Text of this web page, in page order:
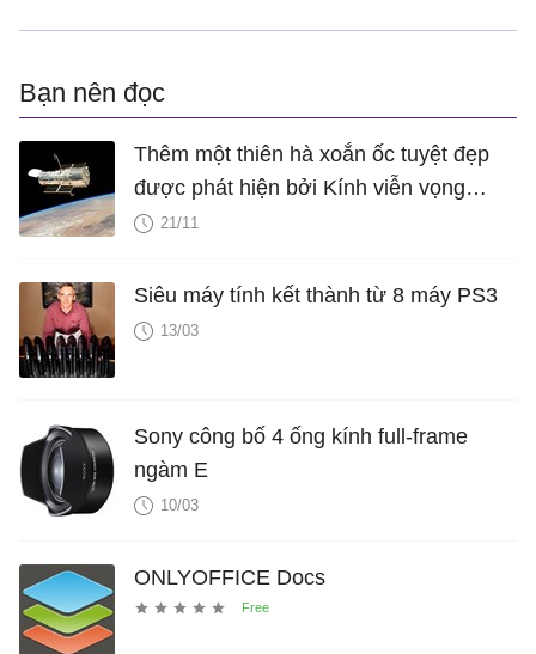
Bạn nên đọc
Thêm một thiên hà xoắn ốc tuyệt đẹp
được phát hiện bởi Kính viễn vọng
Không gian Hubble
21/11
Siêu máy tính kết thành từ 8 máy PS3
13/03
Sony công bố 4 ống kính full-frame
ngàm E
10/03
ONLYOFFICE Docs